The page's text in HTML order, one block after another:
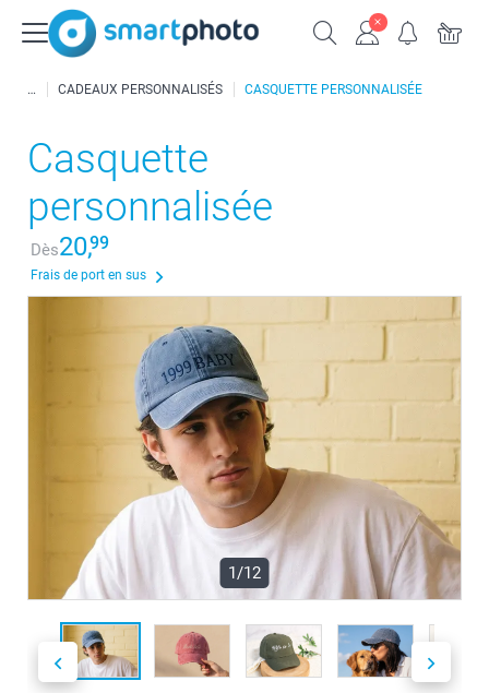
CADEAUX PERSONNALISÉS CASQUETTE PERSONNALISÉE
Casquette
personnalisée
Dès20,99
Frais de port en sus
1/12